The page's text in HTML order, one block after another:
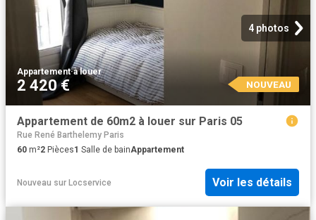
4 photos
Appartement·à louer
2 420 € NOUVEAU
Appartement de 60m2 à louer sur Paris 05
Rue René Barthelemy Paris
60 m²2 Pièces1 Salle de bainAppartement
Nouveau sur Locservice Voir les détails